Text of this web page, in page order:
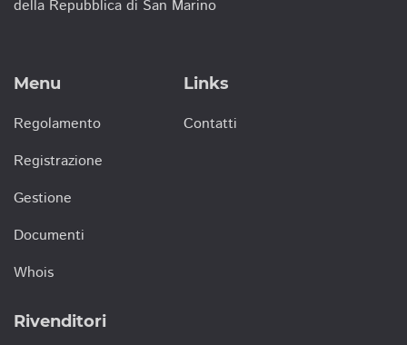
della Repubblica di San Marino
Menu
Regolamento
Registrazione
Gestione
Documenti
Whois
Links
Contatti
Rivenditori